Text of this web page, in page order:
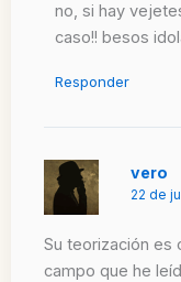
no, si hay
caso!! besos
Responder
vero
22 de
Su teorización es
campo que he